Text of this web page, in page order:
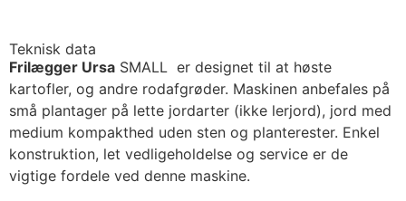
Teknisk data
Frilægger Ursa SMALL er designet til at høste
kartofler, og andre rodafgrøder. Maskinen anbefales på
små plantager på lette jordarter (ikke lerjord), jord med
medium kompakthed uden sten og planterester. Enkel
konstruktion, let vedligeholdelse og service er de
vigtige fordele ved denne maskine.